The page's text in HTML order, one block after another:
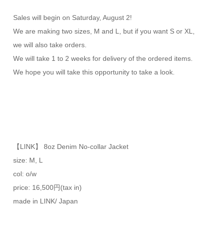
Sales will begin on Saturday, August 2!
We are making two sizes, M and L, but if you want S or XL,
we will also take orders.
We will take 1 to 2 weeks for delivery of the ordered items.
We hope you will take this opportunity to take a look.
【LINK】 8oz Denim No-collar Jacket
size: M, L
col: o/w
price: 16,500円(tax in)
made in LINK/ Japan